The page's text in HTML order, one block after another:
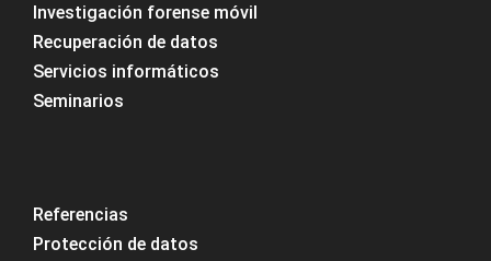
Investigación forense móvil
Recuperación de datos
Servicios informáticos
Seminarios
Referencias
Protección de datos